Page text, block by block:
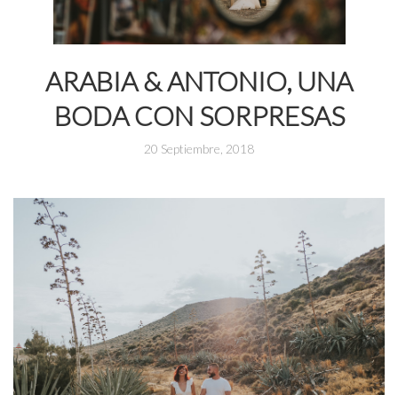
ARABIA & ANTONIO, UNA
BODA CON SORPRESAS
20 Septiembre, 2018